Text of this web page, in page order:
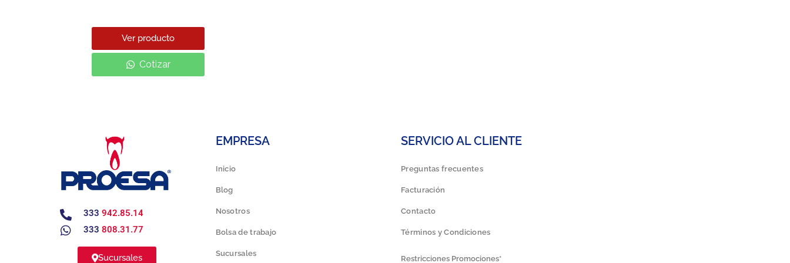
Ver producto
Cotizar
333 942.85.14
333 808.31.77
Sucursales
EMPRESA
Inicio
Blog
Nosotros
Bolsa de trabajo
Sucursales
SERVICIO AL CLIENTE
Preguntas frecuentes
Facturación
Contacto
Términos y Condiciones
Restricciones Promociones*